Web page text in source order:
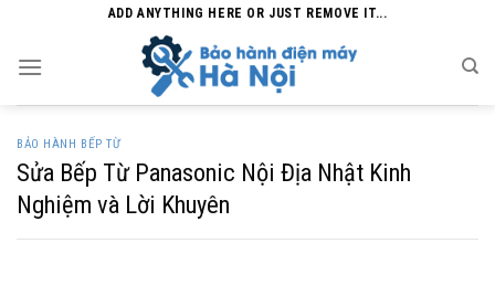
content
ADD ANYTHING HERE OR JUST REMOVE IT...
BẢO HÀNH BẾP TỪ
Sửa Bếp Từ Panasonic Nội Địa Nhật Kinh
Nghiệm và Lời Khuyên